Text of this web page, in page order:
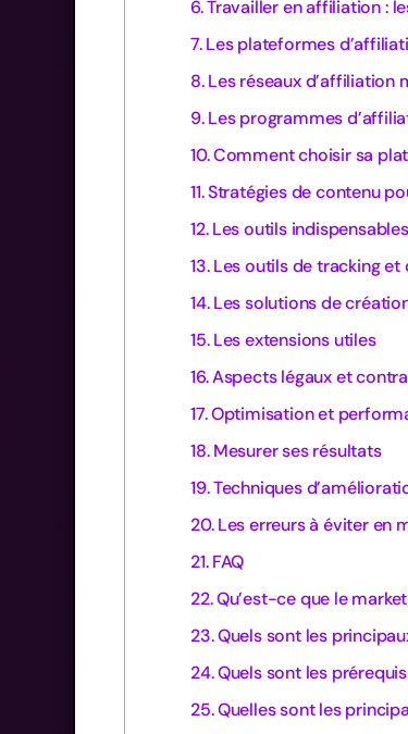
Travailler en affiliation :
Les plateformes
Les réseaux d’affiliation
Les programmes
Comment choisir sa
Stratégies de contenu
Les outils
Les outils de tracking et
Les solutions de
Les extensions utiles
Aspects légaux et
Optimisation et
Mesurer ses résultats
Techniques
Les erreurs à éviter en
FAQ
Qu’est-ce que le
Quels sont les
Quels sont les
Quelles sont les